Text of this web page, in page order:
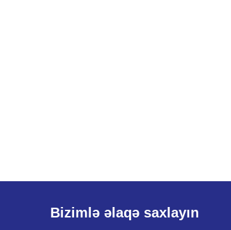
Bizimlə əlaqə saxlayın